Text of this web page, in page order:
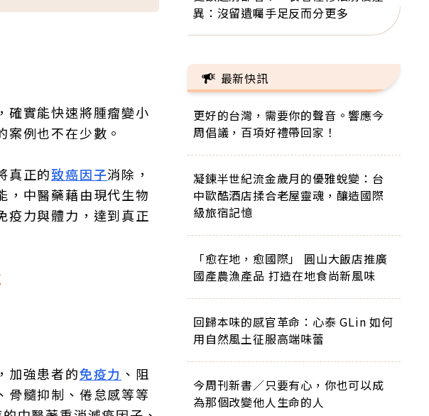
確實能快速將腫瘤變小
例也不在少數。
真正的致癌因子消除，
，中醫藥藉由現代生物
疫力與體力，達到真正
加強患者的免疫力 、阻
骨髓抑制、倦怠感等等
異：沒留遺囑手足反而分更多
最新快訊
更好的台灣，需要你的聲音。響應今
周倡議，百項好禮帶回家！
凝鍊半世紀流金歲月的優雅蛻變：台
中歐酷酒店揉合老屋靈魂，釀造國際
級旅宿記憶
「愈在地，愈國際」 圓山大飯店推廣
國產農漁產品 打造在地食尚新風味
回歸本味的感官革命：心泰 GLin 如何
用自然風土征服高端味蕾
今周刊新書／只要有心，你也可以成
為那個改變他人生命的人